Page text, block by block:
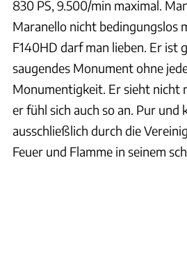
830 PS, 9.500/min maximal.
Maranello nicht bedingungslos
F140HD darf man lieben. Er ist
saugendes Monument ohne
Monumentigkeit. Er sieht nicht
er fühl sich auch so an. Pur und
ausschließlich durch die
Feuer und Flamme in seinem